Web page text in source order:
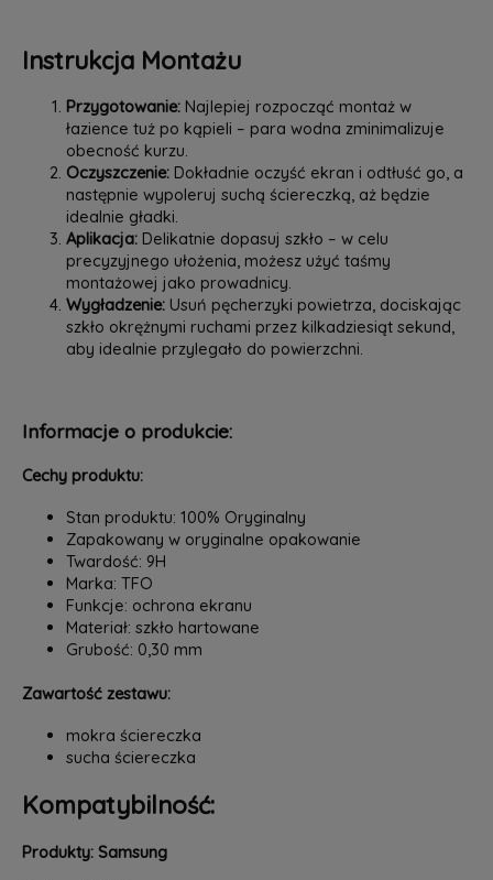
Instrukcja Montażu
Przygotowanie:Najlepiej rozpocząć montaż w
łazience tuż po kąpieli – para wodna zminimalizuje
obecność kurzu.
Oczyszczenie:Dokładnie oczyść ekran i odtłuść go, a
następnie wypoleruj suchą ściereczką, aż będzie
idealnie gładki.
Aplikacja:Delikatnie dopasuj szkło – w celu
precyzyjnego ułożenia, możesz użyć taśmy
montażowej jako prowadnicy.
Wygładzenie:Usuń pęcherzyki powietrza, dociskając
szkło okrężnymi ruchami przez kilkadziesiąt sekund,
aby idealnie przylegało do powierzchni.
Informacje o produkcie:
Cechy produktu:
Stan produktu: 100% Oryginalny
Zapakowany w oryginalne opakowanie
Twardość: 9H
Marka: TFO
Funkcje: ochrona ekranu
Materiał: szkło hartowane
Grubość: 0,30 mm
Zawartość zestawu:
mokra ściereczka
sucha ściereczka
Kompatybilność:
Produkty: Samsung